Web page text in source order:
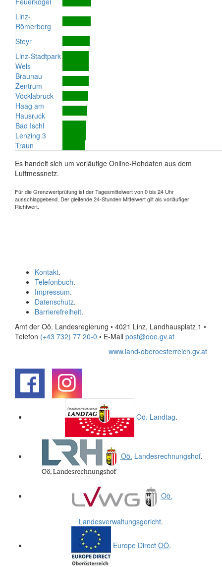
Linz-
Römerberg
Steyr
Linz-Stadtpark
Wels
Braunau
Zentrum
Vöcklabruck
Haag am
Hausruck
Bad Ischl
Lenzing 3
Traun
Es handelt sich um vorläufige Online-Rohdaten aus dem
Luftmessnetz.
Für die Grenzwertprüfung ist der Tagesmittelwert von 0 bis 24 Uhr
ausschlaggebend. Der gleitende 24-Stunden Mittelwert gilt als vorläufiger
Richtwert.
Kontakt.
Telefonbuch.
Impressum.
Datenschutz.
Barrierefreiheit.
Amt der Oö. Landesregierung • 4021 Linz, Landhausplatz 1 •
Telefon (+43 732) 77 20-0 • E-Mail post@ooe.gv.at
www.land-oberoesterreich.gv.at
Oö. Landtag.
Oö. Landesrechnungshof.
Oö.
Landesverwaltungsgericht.
Europe Direct OÖ.